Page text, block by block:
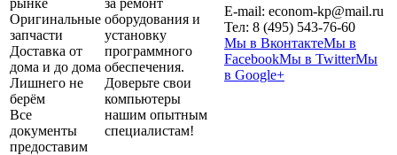
Оригинальные
запчасти
Доставка от
дома и до дома
Лишнего не
берём
Все
документы
предоставим
оборудования и
установку
программного
обеспечения.
Доверьте свои
компьютеры
нашим опытным
специалистам!
E-mail: econom-kp@mail.ru
Тел: 8 (495) 543-76-60
Мы в ВконтактеМы в
FacebookМы в TwitterМы
в Google+